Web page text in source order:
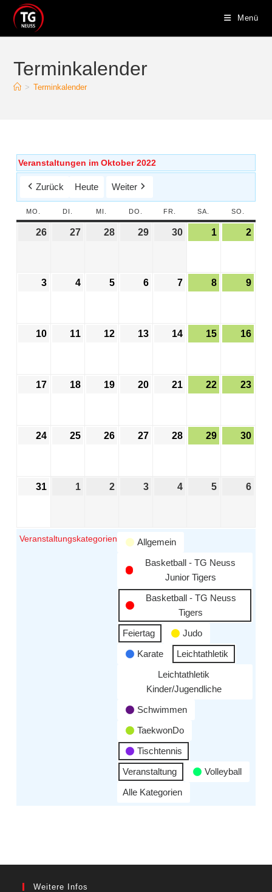
Menü
Terminkalender
> Terminkalender
Veranstaltungen im Oktober 2022
Zurück Heute Weiter
MO. DI. MI. DO. FR. SA. SO.
26 27 28 29 30 1 2
3 4 5 6 7 8 9
10 11 12 13 14 15 16
17 18 19 20 21 22 23
24 25 26 27 28 29 30
31 1 2 3 4 5 6
Veranstaltungskategorien
Allgemein
Basketball - TG Neuss
Junior Tigers
Basketball - TG Neuss
Tigers
Feiertag
Judo
Karate
Leichtathletik
Leichtathletik
Kinder/Jugendliche
Schwimmen
TaekwonDo
Tischtennis
Veranstaltung
Volleyball
Alle Kategorien
Weitere Infos